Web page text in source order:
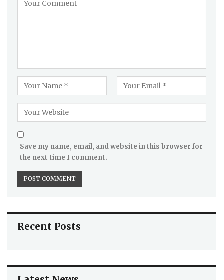
Save my name, email, and website in this browser for
the next time I comment.
Recent Posts